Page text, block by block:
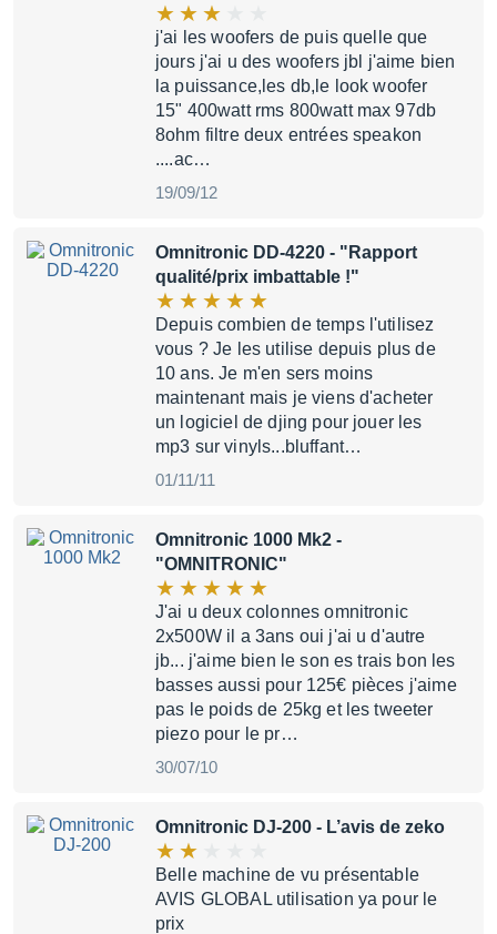
j'ai les woofers de puis quelle que
jours j'ai u des woofers jbl j'aime bien
la puissance,les db,le look woofer
15" 400watt rms 800watt max 97db
8ohm filtre deux entrées speakon
....ac…
19/09/12
Omnitronic DD-4220 - "Rapport
qualité/prix imbattable !"
Depuis combien de temps l'utilisez
vous ? Je les utilise depuis plus de
10 ans. Je m'en sers moins
maintenant mais je viens d'acheter
un logiciel de djing pour jouer les
mp3 sur vinyls...bluffant…
01/11/11
Omnitronic 1000 Mk2 -
"OMNITRONIC"
J'ai u deux colonnes omnitronic
2x500W il a 3ans oui j'ai u d'autre
jb... j'aime bien le son es trais bon les
basses aussi pour 125€ pièces j'aime
pas le poids de 25kg et les tweeter
piezo pour le pr…
30/07/10
Omnitronic DJ-200 - L’avis de zeko
Belle machine de vu présentable
AVIS GLOBAL utilisation ya pour le
prix